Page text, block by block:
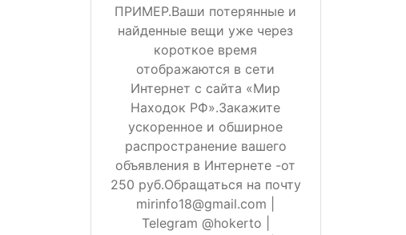
ПРИМЕР.Ваши потерянные и
найденные вещи уже через
короткое время
отображаются в сети
Интернет с сайта «Мир
Находок РФ».Закажите
ускоренное и обширное
распространение вашего
объявления в Интернете -от
250 руб.Обращаться на почту
mirinfo18@gmail.com |
Telegram @hokerto |